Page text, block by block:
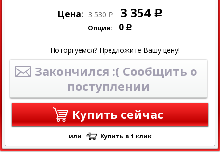
Цена: 3 530 Р 3 354 Р
Опции: 0 Р
Поторгуемся? Предложите Вашу цену!
Закончился :( Сообщить о
поступлении
Купить сейчас
или Купить в 1 клик